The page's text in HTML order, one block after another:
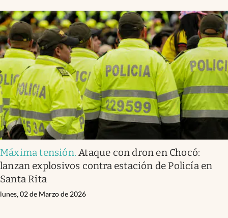
Máxima tensión.Ataque con dron en Chocó:
lanzan explosivos contra estación de Policía en
Santa Rita
lunes, 02 de Marzo de 2026